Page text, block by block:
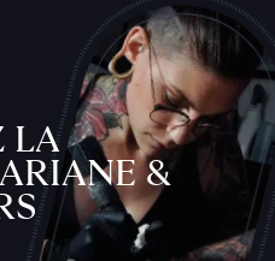
LA
&